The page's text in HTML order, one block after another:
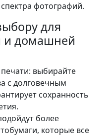
фотографий.
для
и домашней
выбирайте
с долговечным
сохранность
более
которые все